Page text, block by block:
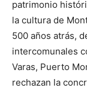
patrimonio
la cultura de
500 años atrás,
intercomunales
Varas, Puerto
rechazan la